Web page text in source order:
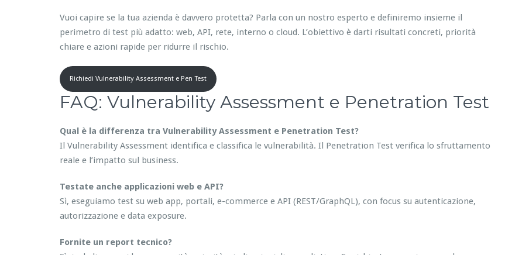
Vuoi capire se la tua azienda è davvero protetta? Parla con un nostro esperto e definiremo insieme il
perimetro di test più adatto: web, API, rete, interno o cloud. L’obiettivo è darti risultati concreti, priorità
chiare e azioni rapide per ridurre il rischio.
Richiedi Vulnerability Assessment e Pen Test
FAQ: Vulnerability Assessment e Penetration Test
Qual è la differenza tra Vulnerability Assessment e Penetration Test?
Il Vulnerability Assessment identifica e classifica le vulnerabilità. Il Penetration Test verifica lo sfruttamento
reale e l’impatto sul business.
Testate anche applicazioni web e API?
Sì, eseguiamo test su web app, portali, e-commerce e API (REST/GraphQL), con focus su autenticazione,
autorizzazione e data exposure.
Fornite un report tecnico?